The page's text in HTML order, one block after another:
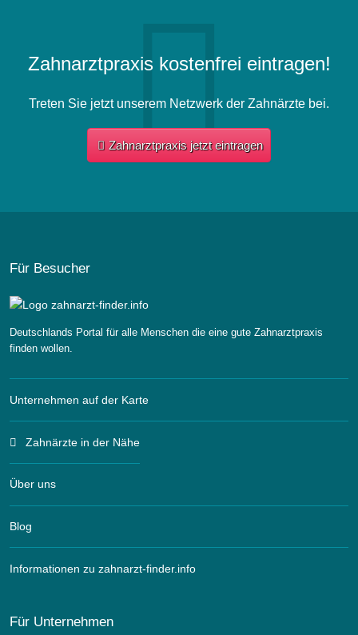
Zahnarztpraxis kostenfrei eintragen!
Treten Sie jetzt unserem Netzwerk der Zahnärzte bei.
Zahnarztpraxis jetzt eintragen
Für Besucher
Deutschlands Portal für alle Menschen die eine gute Zahnarztpraxis
finden wollen.
Unternehmen auf der Karte
Zahnärzte in der Nähe
Über uns
Blog
Informationen zu zahnarzt-finder.info
Für Unternehmen